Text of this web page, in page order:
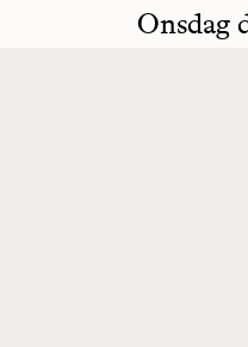
Onsdag